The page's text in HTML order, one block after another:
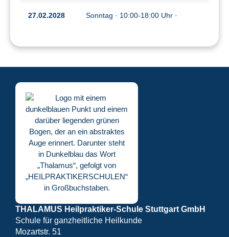
27.02.2028 Sonntag · 10:00-18:00 Uhr ·
THALAMUS Heilpraktiker-Schule Stuttgart GmbH
Schule für ganzheitliche Heilkunde
Mozartstr. 51